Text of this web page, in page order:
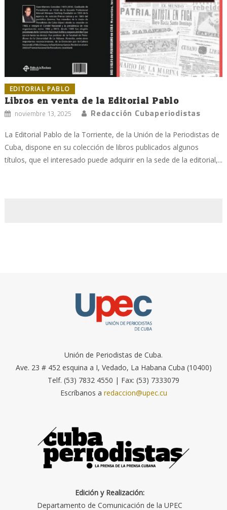
EDITORIAL PABLO
Libros en venta de la Editorial Pablo
noviembre 13, 2025 Redacción Cubaperiodistas
La Editorial Pablo de la Torriente, de la Unión de la Periodistas de
Cuba, dispone en su colección de libros publicados algunos
títulos, que el interesado puede adquirir en la sede de la editorial,...
Unión de Periodistas de Cuba.
Ave. 23 # 452 esquina a I, Vedado, La Habana Cuba (10400)
Telf. (53) 7832 4550 | Fax: (53) 7333079
Escríbanos a redaccion@upec.cu
Edición y Realización:
Departamento de Comunicación de la UPEC